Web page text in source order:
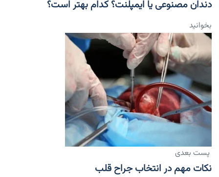
دندان مصنوعی یا ایمپلنت؟ کدام بهتر است؟
بخوانید
پست بعدی
نکات مهم در انتخاب جراح قلب